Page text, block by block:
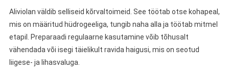
Aliviolan väldib selliseid kõrvaltoimeid. See töötab otse kohapeal,
mis on määritud hüdrogeeliga, tungib naha alla ja töötab mitmel
etapil. Preparaadi regulaarne kasutamine võib tõhusalt
vähendada või isegi täielikult ravida haigusi, mis on seotud
liigese- ja lihasvaluga.